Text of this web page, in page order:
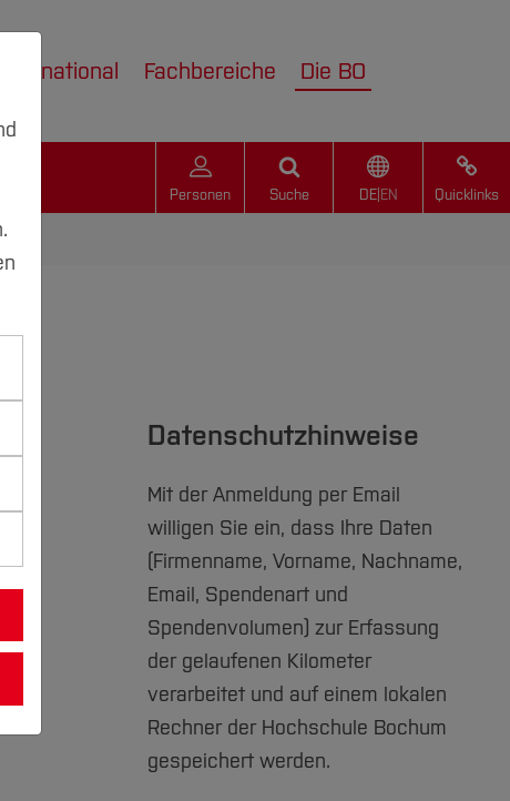
International Fachbereiche Die BO
Personen Suche DE| EN Quicklinks
Datenschutzhinweise
Mit der Anmeldung per Email
willigen Sie ein, dass Ihre Daten
(Firmenname, Vorname, Nachname,
Email, Spendenart und
Spendenvolumen) zur Erfassung
der gelaufenen Kilometer
verarbeitet und auf einem lokalen
Rechner der Hochschule Bochum
gespeichert werden.